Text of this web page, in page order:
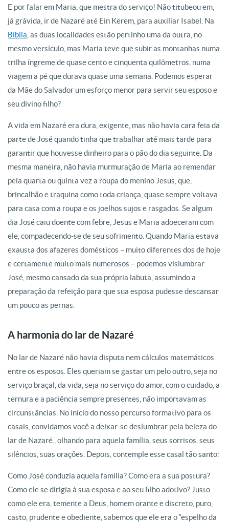
E por falar em Maria, que mestra do serviço! Não titubeou em,
já grávida, ir de Nazaré até Ein Kerem, para auxiliar Isabel. Na
Bíblia , as duas localidades estão pertinho uma da outra, no
mesmo versículo, mas Maria teve que subir as montanhas numa
trilha íngreme de quase cento e cinquenta quilômetros, numa
viagem a pé que durava quase uma semana. Podemos esperar
da Mãe do Salvador um esforço menor para servir seu esposo e
seu divino filho?
A vida em Nazaré era dura, exigente, mas não havia cara feia da
parte de José quando tinha que trabalhar até mais tarde para
garantir que houvesse dinheiro para o pão do dia seguinte. Da
mesma maneira, não havia murmuração de Maria ao remendar
pela quarta ou quinta vez a roupa do menino Jesus, que,
brincalhão e traquina como toda criança, quase sempre voltava
para casa com a roupa e os joelhos sujos e rasgados. Se algum
dia José caiu doente com febre, Jesus e Maria adoeceram com
ele, compadecendo-se de seu sofrimento. Quando Maria estava
exausta dos afazeres domésticos – muito diferentes dos de hoje
e certamente muito mais numerosos – podemos vislumbrar
José, mesmo cansado da sua própria labuta, assumindo a
preparação da refeição para que sua esposa pudesse descansar
um pouco as pernas.
A harmonia do lar de Nazaré
No lar de Nazaré não havia disputa nem cálculos matemáticos
entre os esposos. Eles queriam se gastar um pelo outro, seja no
serviço braçal, da vida, seja no serviço do amor, com o cuidado, a
ternura e a paciência sempre presentes, não importavam as
circunstâncias. No início do nosso percurso formativo para os
casais, convidamos você a deixar-se deslumbrar pela beleza do
lar de Nazaré., olhando para aquela família, seus sorrisos, seus
silêncios, suas orações. Depois, contemple esse casal tão santo:
Como José conduzia aquela família? Como era a sua postura?
Como ele se dirigia à sua esposa e ao seu filho adotivo? Justo
como ele era, temente a Deus, homem orante e discreto, puro,
casto, prudente e obediente, sabemos que ele era o “espelho da